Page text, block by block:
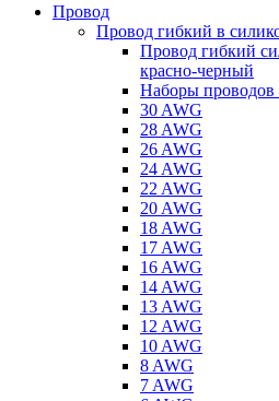
Провод
Провод гибкий в
Провод гибкий
красно-черный
Наборы
30 AWG
28 AWG
26 AWG
24 AWG
22 AWG
20 AWG
18 AWG
17 AWG
16 AWG
14 AWG
13 AWG
12 AWG
10 AWG
8 AWG
7 AWG